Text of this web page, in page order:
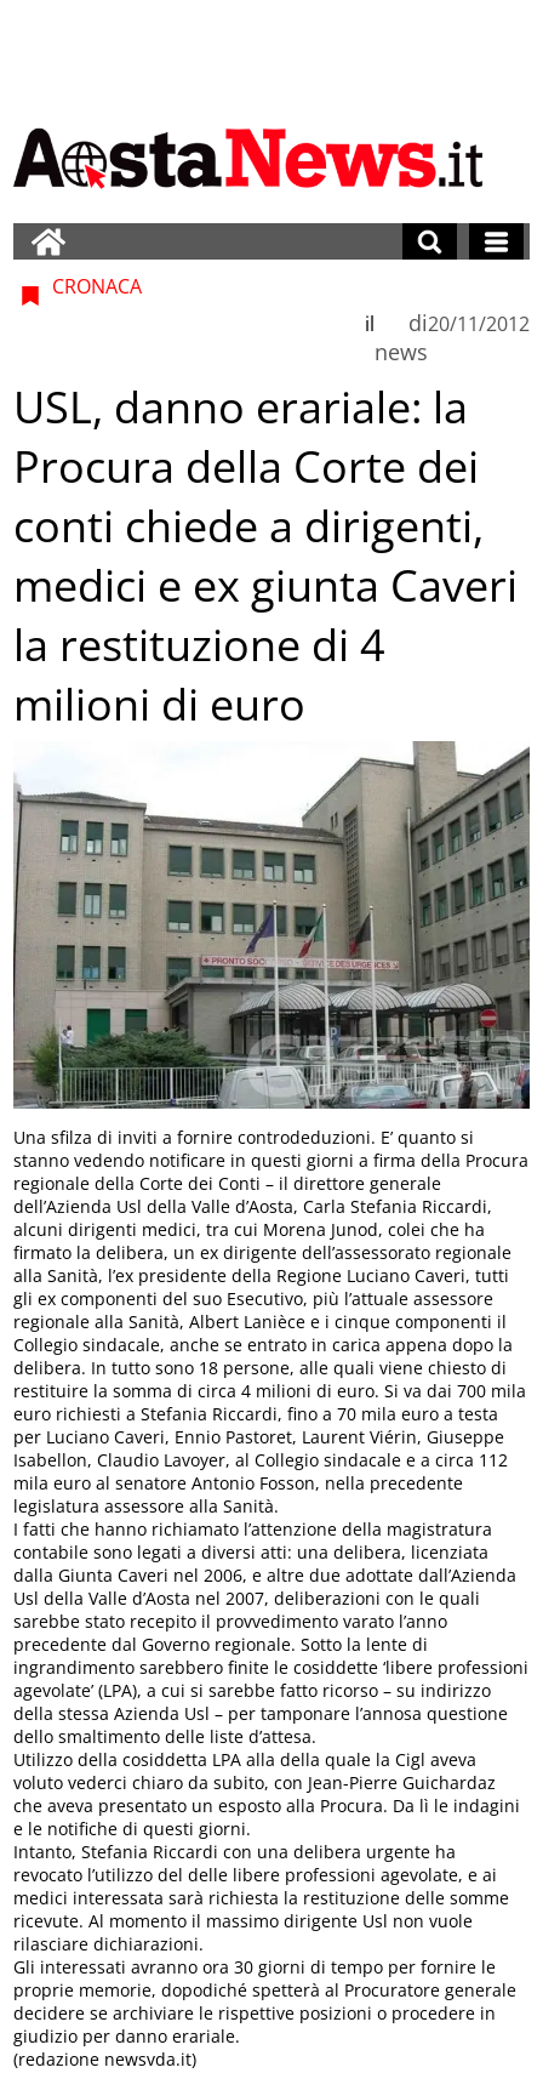
CRONACA
di
news
il 20/11/2012
USL, danno erariale: la
Procura della Corte dei
conti chiede a dirigenti,
medici e ex giunta Caveri
la restituzione di 4
milioni di euro
Una sfilza di inviti a fornire controdeduzioni. E’ quanto si
stanno vedendo notificare in questi giorni a firma della Procura
regionale della Corte dei Conti – il direttore generale
dell’Azienda Usl della Valle d’Aosta, Carla Stefania Riccardi,
alcuni dirigenti medici, tra cui Morena Junod, colei che ha
firmato la delibera, un ex dirigente dell’assessorato regionale
alla Sanità, l’ex presidente della Regione Luciano Caveri, tutti
gli ex componenti del suo Esecutivo, più l’attuale assessore
regionale alla Sanità, Albert Lanièce e i cinque componenti il
Collegio sindacale, anche se entrato in carica appena dopo la
delibera. In tutto sono 18 persone, alle quali viene chiesto di
restituire la somma di circa 4 milioni di euro. Si va dai 700 mila
euro richiesti a Stefania Riccardi, fino a 70 mila euro a testa
per Luciano Caveri, Ennio Pastoret, Laurent Viérin, Giuseppe
Isabellon, Claudio Lavoyer, al Collegio sindacale e a circa 112
mila euro al senatore Antonio Fosson, nella precedente
legislatura assessore alla Sanità.
I fatti che hanno richiamato l’attenzione della magistratura
contabile sono legati a diversi atti: una delibera, licenziata
dalla Giunta Caveri nel 2006, e altre due adottate dall’Azienda
Usl della Valle d’Aosta nel 2007, deliberazioni con le quali
sarebbe stato recepito il provvedimento varato l’anno
precedente dal Governo regionale. Sotto la lente di
ingrandimento sarebbero finite le cosiddette ‘libere professioni
agevolate’ (LPA), a cui si sarebbe fatto ricorso – su indirizzo
della stessa Azienda Usl – per tamponare l’annosa questione
dello smaltimento delle liste d’attesa.
Utilizzo della cosiddetta LPA alla della quale la Cigl aveva
voluto vederci chiaro da subito, con Jean-Pierre Guichardaz
che aveva presentato un esposto alla Procura. Da lì le indagini
e le notifiche di questi giorni.
Intanto, Stefania Riccardi con una delibera urgente ha
revocato l’utilizzo del delle libere professioni agevolate, e ai
medici interessata sarà richiesta la restituzione delle somme
ricevute. Al momento il massimo dirigente Usl non vuole
rilasciare dichiarazioni.
Gli interessati avranno ora 30 giorni di tempo per fornire le
proprie memorie, dopodiché spetterà al Procuratore generale
decidere se archiviare le rispettive posizioni o procedere in
giudizio per danno erariale.
(redazione newsvda.it)